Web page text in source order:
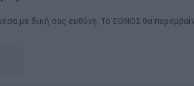
με δική σας ευθύνη. Το ΕΘΝΟΣ θα